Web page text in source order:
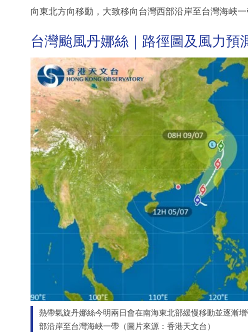
向東北方向移動，大致移向台灣西部沿岸至台灣海峽一
台灣颱風丹娜絲｜路徑圖及風力預
熱帶氣旋丹娜絲今明兩日會在南海東北部緩慢移動並逐漸
部沿岸至台灣海峽一帶（圖片來源：香港天文台）